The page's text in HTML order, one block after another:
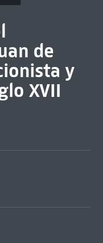
de
y
XVII